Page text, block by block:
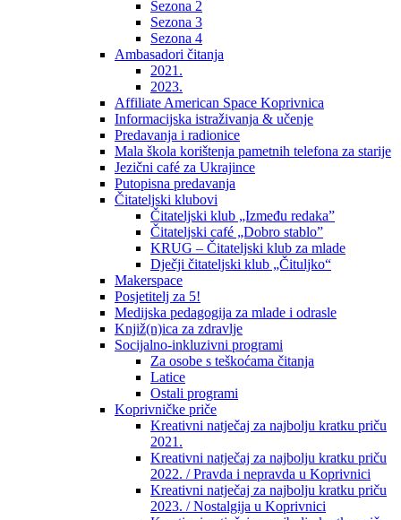
Sezona 2
Sezona 3
Sezona 4
Ambasadori čitanja
2021.
2023.
Affiliate American Space Koprivnica
Informacijska istraživanja & učenje
Predavanja i radionice
Mala škola korištenja pametnih telefona za starije
Jezični café za Ukrajince
Putopisna predavanja
Čitateljski klubovi
Čitateljski klub „Između redaka”
Čitateljski café „Dobro stablo”
KRUG – Čitateljski klub za mlade
Dječji čitateljski klub „Čituljko“
Makerspace
Posjetitelj za 5!
Medijska pedagogija za mlade i odrasle
Knjiž(n)ica za zdravlje
Socijalno-inkluzivni programi
Za osobe s teškoćama čitanja
Latice
Ostali programi
Koprivničke priče
Kreativni natječaj za najbolju kratku priču
2021.
Kreativni natječaj za najbolju kratku priču
2022. / Pravda i nepravda u Koprivnici
Kreativni natječaj za najbolju kratku priču
2023. / Nostalgija u Koprivnici